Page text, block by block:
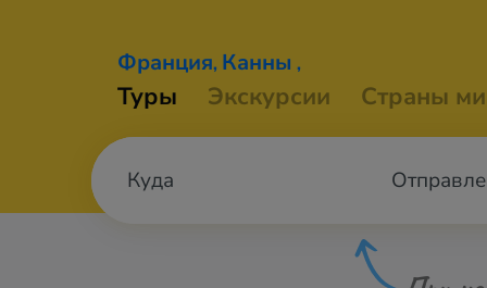
Франция, Канны ,
Туры Экскурсии Страны